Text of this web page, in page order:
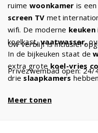
ruime woonkamer is
screen TV met
wifi. De moderne keuken
koelkast,vaatwasser,
In de bijkeuken staat de
extra grote koel-vries
drie slaapkamers
badkamersmet een bad
Uw verblijf is inclusief
Privézwembad open:
Meer tonen